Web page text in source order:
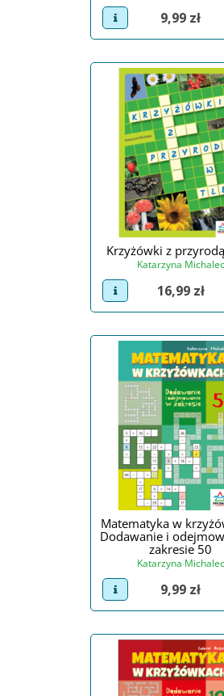
view product
Cena
9,99 zł
Krzyżówki z
Katarzyna Michalec
view product
Cena
16,99 zł
Matematyka w
Dodawanie i
zakresie 50
Katarzyna Michalec
view product
Cena
9,99 zł